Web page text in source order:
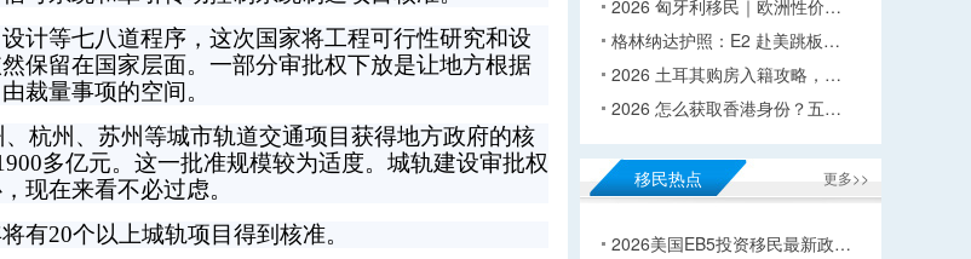
等七八道程序，这次国家将工程可行性研究和设
保留在国家层面。一部分审批权下放是让地方根据
裁量事项的空间。
杭州、苏州等城市轨道交通项目获得地方政府的核
多亿元。这一批准规模较为适度。城轨建设审批权
现在来看不必过虑。
20个以上城轨项目得到核准。
2026 匈牙利移民｜欧洲性价…
格林纳达护照：E2 赴美跳板…
2026 土耳其购房入籍攻略，…
2026 怎么获取香港身份？五…
更多>>
移民热点
2026美国EB5投资移民最新政…